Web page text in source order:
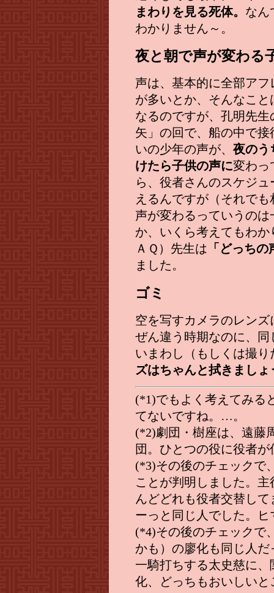
まわりを見る死体。 なん
わかりません～。
夜と朝で声が変わる
声は、基本的に全部ア
が多いとか、そんなこ
なるのですが、孔明先
矢」の回で、船の中で
いの少年の声が、 夜のう
けたら子供の声に変わっ
ら、役者さんのスケジ
えるんですが（それで
声が変わるっていうの
か、いくら考えてもわ
ＡＱ）先生は 「どっち
ました。
ゴミ
空を写すカメラのレン
ぜん違う時期なのに、
いまわし（もしくは撮
ズはちゃんと拭きましょ
(*1)でもよく考えてみる
てないですね。…。
(*2)劇団・樹座は、遠藤
団。ひとつの役に役者
(*3)その後のチェックで
ことが判明しました。
んどどれも役者交替し
ーっと同じ人でした。
(*4)その後のチェックで
かも）の廖化も同じ人
一騎打ちする太史慈に
化、どっちもおいしい